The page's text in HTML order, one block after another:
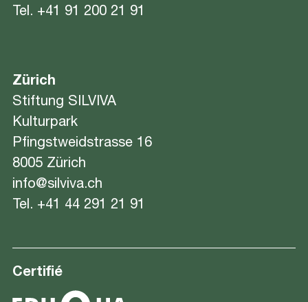
Tel. +41 91 200 21 91
Zürich
Stiftung SILVIVA
Kulturpark
Pfingstweidstrasse 16
8005 Zürich
info@silviva.ch
Tel. +41 44 291 21 91
Certifié